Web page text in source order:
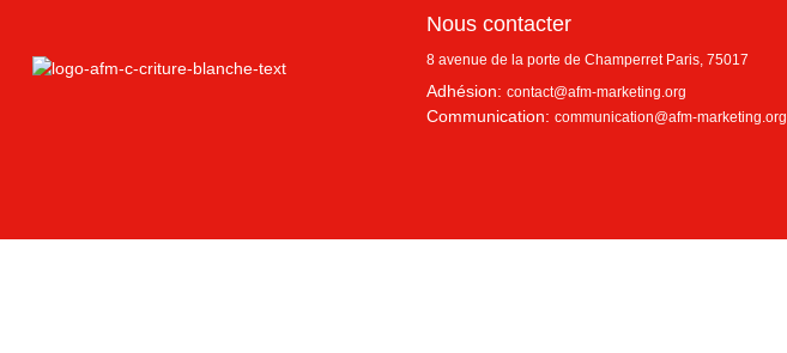
Nous contacter
8 avenue de la porte de Champerret Paris, 75017
Adhésion: contact@afm-marketing.org
Communication: communication@afm-marketing.org